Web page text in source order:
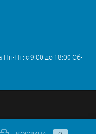
Пн-Пт: с 9:00 до 18:00 Сб-